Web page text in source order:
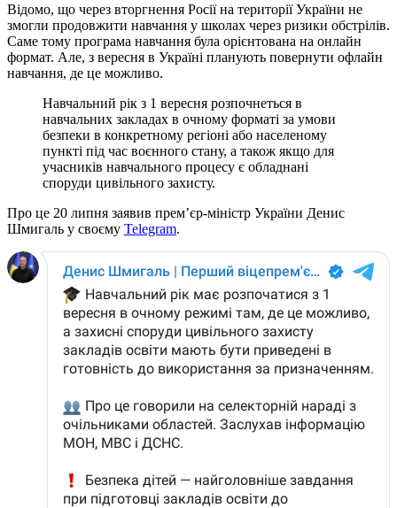
Відомо, що через вторгнення Росії на території України не
змогли продовжити навчання у школах через ризики обстрілів.
Саме тому програма навчання була орієнтована на онлайн
формат. Але, з вересня в Україні планують повернути офлайн
навчання, де це можливо.
Навчальний рік з 1 вересня розпочнеться в
навчальних закладах в очному форматі за умови
безпеки в конкретному регіоні або населеному
пункті під час воєнного стану, а також якщо для
учасників навчального процесу є обладнані
споруди цивільного захисту.
Про це 20 липня заявив прем’єр-міністр України Денис
Шмигаль у своєму Telegram.